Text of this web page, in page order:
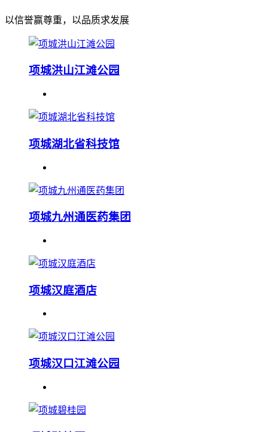
以信誉赢尊重，以品质求发展
项城洪山江滩公园
项城湖北省科技馆
项城九州通医药集团
项城汉庭酒店
项城汉口江滩公园